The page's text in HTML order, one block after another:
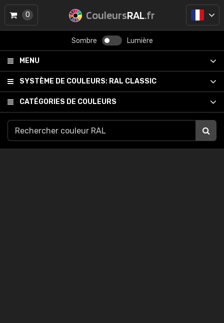
CouleursRAL.fr
Sombre Lumière
MENU
SYSTÈME DE COULEURS: RAL CLASSIC
CATÉGORIES DE COULEURS
0